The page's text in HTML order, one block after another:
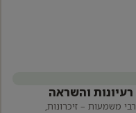
והשראה
משמעות – זיכרונות,